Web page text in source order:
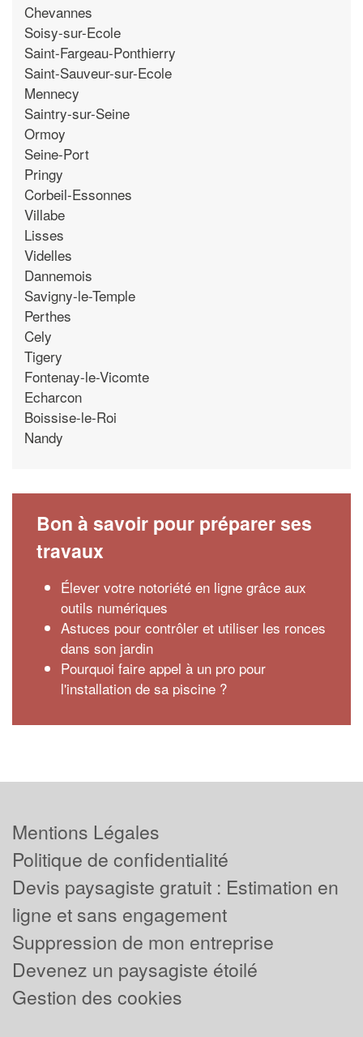
Chevannes
Soisy-sur-Ecole
Saint-Fargeau-Ponthierry
Saint-Sauveur-sur-Ecole
Mennecy
Saintry-sur-Seine
Ormoy
Seine-Port
Pringy
Corbeil-Essonnes
Villabe
Lisses
Videlles
Dannemois
Savigny-le-Temple
Perthes
Cely
Tigery
Fontenay-le-Vicomte
Echarcon
Boissise-le-Roi
Nandy
Bon à savoir pour préparer ses
travaux
Élever votre notoriété en ligne grâce aux
outils numériques
Astuces pour contrôler et utiliser les ronces
dans son jardin
Pourquoi faire appel à un pro pour
l'installation de sa piscine ?
Mentions Légales
Politique de confidentialité
Devis paysagiste gratuit : Estimation en
ligne et sans engagement
Suppression de mon entreprise
Devenez un paysagiste étoilé
Gestion des cookies